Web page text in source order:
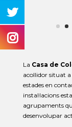
La Casa de
acollidor situat
estades en
instal·lacions
agrupaments
desenvolupar